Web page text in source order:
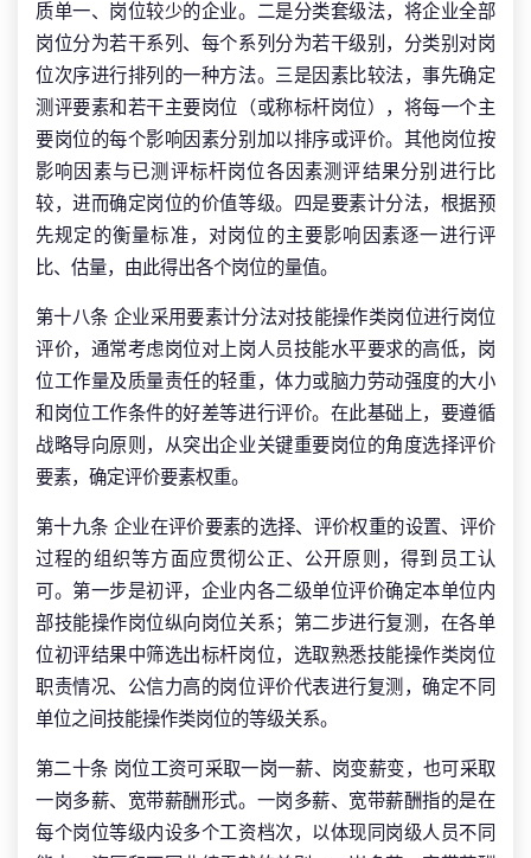
质单一、岗位较少的企业。二是分类套级法，将企业全部
岗位分为若干系列、每个系列分为若干级别，分类别对岗
位次序进行排列的一种方法。三是因素比较法，事先确定
测评要素和若干主要岗位（或称标杆岗位），将每一个主
要岗位的每个影响因素分别加以排序或评价。其他岗位按
影响因素与已测评标杆岗位各因素测评结果分别进行比
较，进而确定岗位的价值等级。四是要素计分法，根据预
先规定的衡量标准，对岗位的主要影响因素逐一进行评
比、估量，由此得出各个岗位的量值。
第十八条 企业采用要素计分法对技能操作类岗位进行岗位
评价，通常考虑岗位对上岗人员技能水平要求的高低，岗
位工作量及质量责任的轻重，体力或脑力劳动强度的大小
和岗位工作条件的好差等进行评价。在此基础上，要遵循
战略导向原则，从突出企业关键重要岗位的角度选择评价
要素，确定评价要素权重。
第十九条 企业在评价要素的选择、评价权重的设置、评价
过程的组织等方面应贯彻公正、公开原则，得到员工认
可。第一步是初评，企业内各二级单位评价确定本单位内
部技能操作岗位纵向岗位关系；第二步进行复测，在各单
位初评结果中筛选出标杆岗位，选取熟悉技能操作类岗位
职责情况、公信力高的岗位评价代表进行复测，确定不同
单位之间技能操作类岗位的等级关系。
第二十条 岗位工资可采取一岗一薪、岗变薪变，也可采取
一岗多薪、宽带薪酬形式。一岗多薪、宽带薪酬指的是在
每个岗位等级内设多个工资档次，以体现同岗级人员不同